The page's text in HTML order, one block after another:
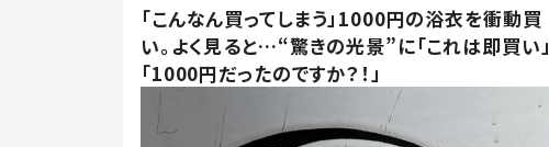
「こんなん買ってしまう」1000円の浴衣を衝動買
い。よく見ると…“驚きの光景”に「これは即買い」
「1000円だったのですか？！」